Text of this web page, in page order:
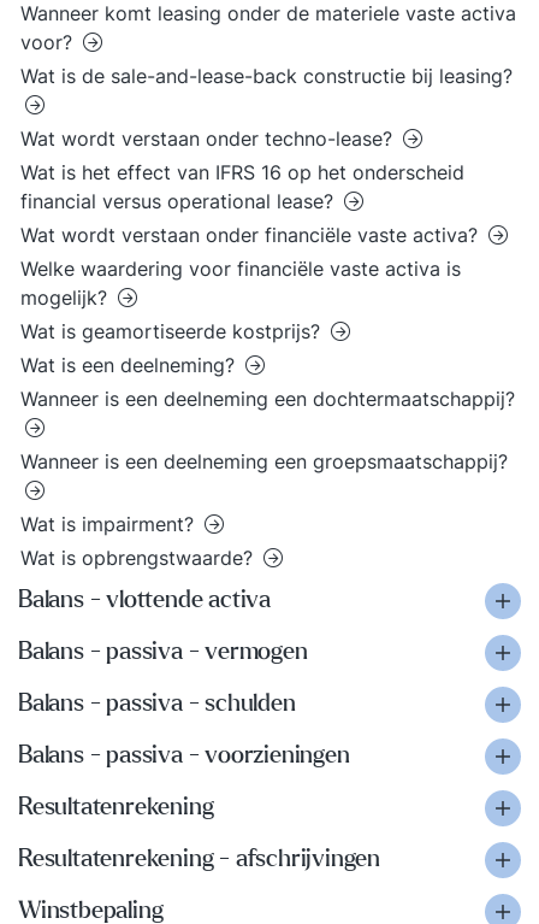
Wanneer komt leasing onder de materiele vaste activa
voor?
Wat is de sale-and-lease-back constructie bij leasing?
Wat wordt verstaan onder techno-lease?
Wat is het effect van IFRS 16 op het onderscheid
financial versus operational lease?
Wat wordt verstaan onder financiële vaste activa?
Welke waardering voor financiële vaste activa is
mogelijk?
Wat is geamortiseerde kostprijs?
Wat is een deelneming?
Wanneer is een deelneming een dochtermaatschappij?
Wanneer is een deelneming een groepsmaatschappij?
Wat is impairment?
Wat is opbrengstwaarde?
Balans - vlottende activa
Balans - passiva - vermogen
Balans - passiva - schulden
Balans - passiva - voorzieningen
Resultatenrekening
Resultatenrekening - afschrijvingen
Winstbepaling